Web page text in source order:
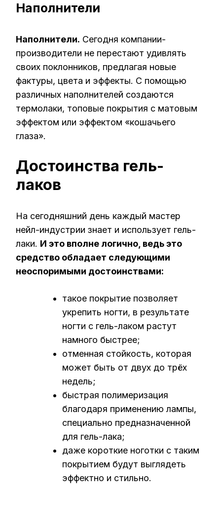
Наполнители
Наполнители. Сегодня компании-
производители не перестают удивлять
своих поклонников, предлагая новые
фактуры, цвета и эффекты. С помощью
различных наполнителей создаются
термолаки, топовые покрытия с матовым
эффектом или эффектом «кошачьего
глаза».
Достоинства гель-
лаков
На сегодняшний день каждый мастер
нейл-индустрии знает и использует гель-
лаки. И это вполне логично, ведь это
средство обладает следующими
неоспоримыми достоинствами:
такое покрытие позволяет
укрепить ногти, в результате
ногти с гель-лаком растут
намного быстрее;
отменная стойкость, которая
может быть от двух до трёх
недель;
быстрая полимеризация
благодаря применению лампы,
специально предназначенной
для гель-лака;
даже короткие ноготки с таким
покрытием будут выглядеть
эффектно и стильно.